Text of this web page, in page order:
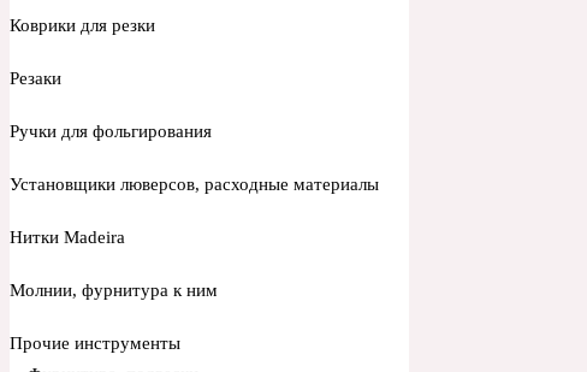
Коврики для резки
Резаки
Ручки для фольгирования
Установщики люверсов, расходные материалы
Нитки Madeira
Молнии, фурнитура к ним
Прочие инструменты